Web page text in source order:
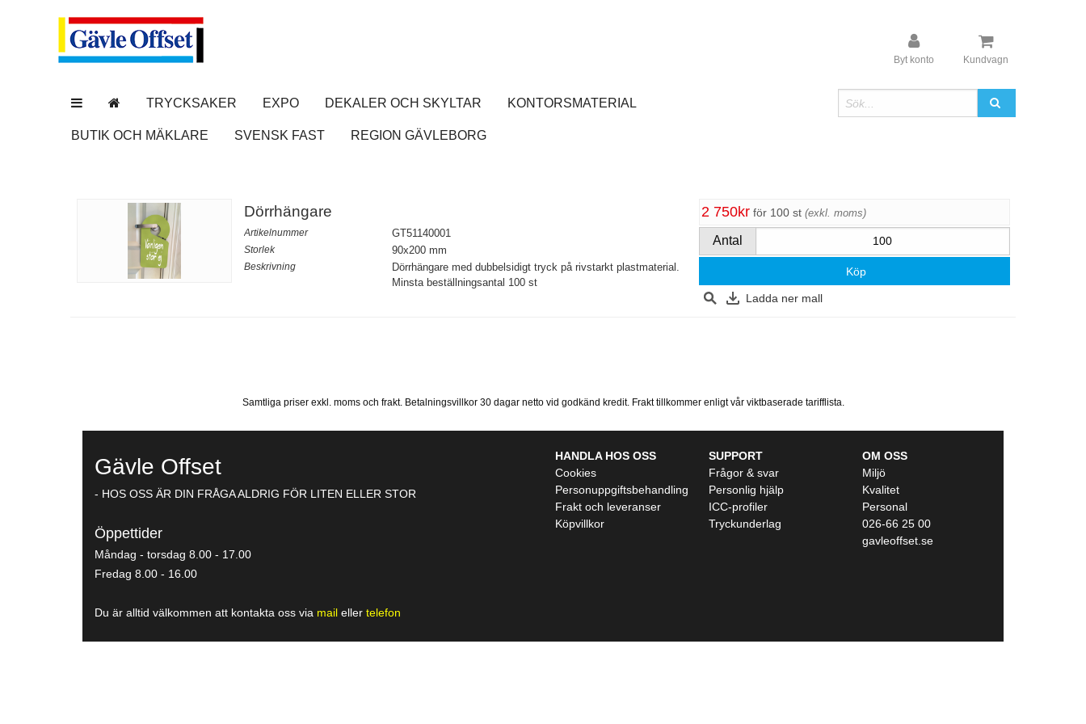
Byt konto Kundvagn
TRYCKSAKER EXPO DEKALER OCH SKYLTAR KONTORSMATERIAL
BUTIK OCH MÄKLARE SVENSK FAST REGION GÄVLEBORG
Dörrhängare
Artikelnummer GT51140001
Storlek 90x200 mm
Beskrivning
Dörrhängar­e med dubbelsidi­gt tryck på rivstarkt plastmater­ial.
Minsta beställnin­gsantal 100 st
2 750kr för 100 st exkl. moms
Antal
Köp
Ladda ner mall
Samtliga priser exkl. moms och frakt. Betalningsvillkor 30 dagar netto vid godkänd kredit. Frakt tillkommer enligt vår viktbaserade tarifflista.
Gävle Offset
- HOS OSS ÄR DIN FRÅGA ALDRIG FÖR LITEN ELLER STOR
Öppettider
Måndag - torsdag 8.00 - 17.00
Fredag 8.00 - 16.00
Du är alltid välkommen att kontakta oss via mail eller telefon
HANDLA HOS OSS
Cookies
Personuppgiftsbehandling
Frakt och leveranser
Köpvillkor
SUPPORT
Frågor & svar
Personlig hjälp
ICC-profiler
Tryckunderlag
OM OSS
Miljö
Kvalitet
Personal
026-66 25 00
gavleoffset.se